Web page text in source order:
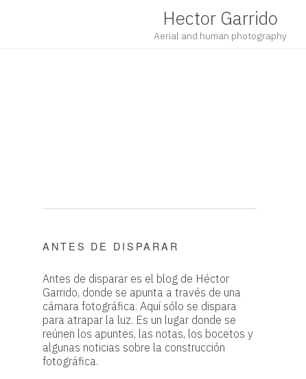
Hector Garrido
Aerial and human photography
ANTES DE DISPARAR
Antes de disparar es el blog de Héctor
Garrido, donde se apunta a través de una
cámara fotográfica. Aquí sólo se dispara
para atrapar la luz. Es un lugar donde se
reúnen los apuntes, las notas, los bocetos y
algunas noticias sobre la construcción
fotográfica.